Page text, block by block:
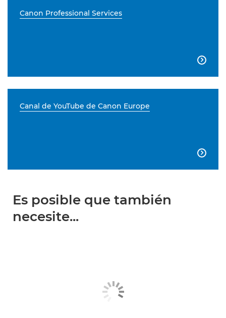
Canon Professional Services

Canal de YouTube de Canon Europe

Es posible que también
necesite...